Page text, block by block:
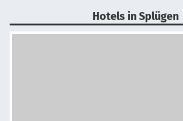
Hotels in Splügen